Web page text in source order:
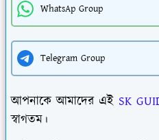
WhatsAp Group
Telegram Group
আপনাকে আমাদের এই SK
স্বাগতম।